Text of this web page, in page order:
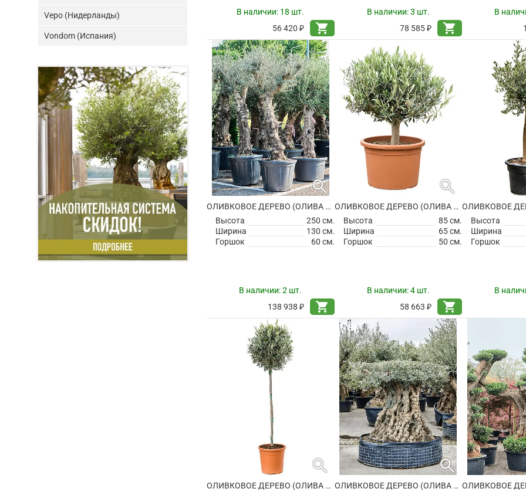
В наличии: 18 шт.
56 420 ₽
shopping_cart
В наличии:3 шт.
78 585 ₽
shopping_cart
В
search
ОЛИВКОВОЕ ДЕРЕВО (ОЛИВА ЕВРОПЕЙСКАЯ)
Высота
250 см.
Ширина
130 см.
Горшок
60 см.
В наличии:2 шт.
138 938 ₽
shopping_cart
search
ОЛИВКОВОЕ ДЕРЕВО (ОЛИВА ЕВРОПЕЙСКАЯ)
Высота
85 см.
Ширина
65 см.
Горшок
50 см.
В наличии:4 шт.
58 663 ₽
shopping_cart
Высота
Ширина
Горшок
В
search
ОЛИВКОВОЕ ДЕРЕВО (ОЛИВА ЕВРОПЕЙСКАЯ)
search
ОЛИВКОВОЕ ДЕРЕВО (ОЛИВА ЕВРОПЕЙСКАЯ)
Vepo (Нидерланды)
Vondom (Испания)